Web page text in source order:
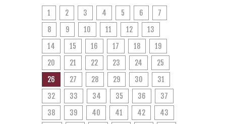
1 2 3 4 5 6
7
8
9 10 11 12
13
14
15 16 17 18
19
20
21 22 23 24
25
26
27 28 29 30
31
32
33 34 35 36
37
38
39 40 41 42
43